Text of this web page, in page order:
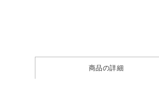
商品の詳細